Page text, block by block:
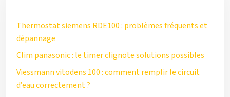
Thermostat siemens RDE100 : problèmes fréquents et
dépannage
Clim panasonic : le timer clignote solutions possibles
Viessmann vitodens 100 : comment remplir le circuit
d’eau correctement ?